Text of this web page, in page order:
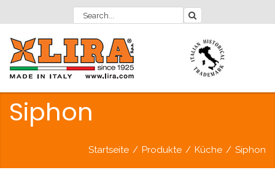
Siphon
Startseite / Produkte / Küche / Siphon